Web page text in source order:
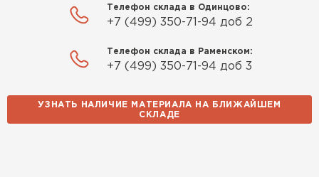
Телефон склада в Одинцово:
+7 (499) 350-71-94 доб 2
Телефон склада в Раменском:
+7 (499) 350-71-94 доб 3
УЗНАТЬ НАЛИЧИЕ МАТЕРИАЛА НА БЛИЖАЙШЕМ
СКЛАДЕ